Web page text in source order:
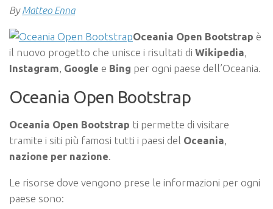
ByMatteo Enna
Oceania Open Bootstrap è
il nuovo progetto che unisce i risultati di Wikipedia
Instagram Google e Bing per ogni paese dell’Oceania.
Oceania Open Bootstrap
Oceania Open Bootstrap ti permette di visitare
tramite i siti più famosi tutti i paesi del Oceania,
nazione per nazione.
Le risorse dove vengono prese le informazioni per ogni
paese sono: